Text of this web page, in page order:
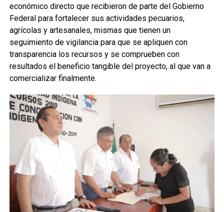
económico directo que recibieron de parte del Gobierno
Federal para fortalecer sus actividades pecuarios,
agrícolas y artesanales, mismas que tienen un
seguimiento de vigilancia para que se apliquen con
transparencia los recursos y se comprueben con
resultados el beneficio tangible del proyecto, al que van a
comercializar finalmente.